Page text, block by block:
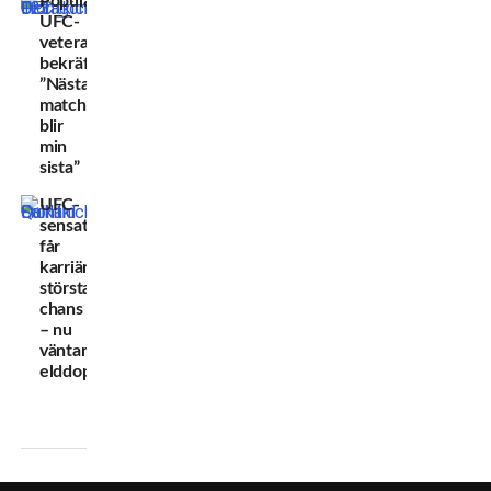
UFC-
veteranen
bekräftar:
”Nästa
match
blir
min
sista”
UFC-
sensationen
får
karriärens
största
chans
– nu
väntar
elddopet